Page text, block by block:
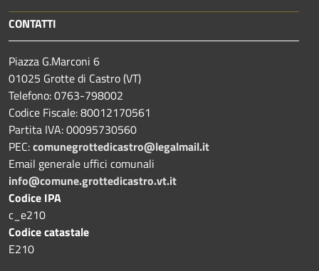
CONTATTI
Piazza G.Marconi 6
01025 Grotte di Castro (VT)
Telefono: 0763-798002
Codice Fiscale: 80012170561
Partita IVA: 00095730560
PEC:comunegrottedicastro@legalmail.it
Email generale uffici comunali
info@comune.grottedicastro.vt.it
Codice IPA
c_e210
Codice catastale
E210